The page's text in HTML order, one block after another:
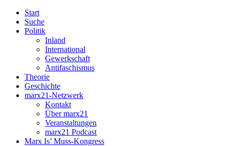
Start
Suche
Politik
Inland
International
Gewerkschaft
Antifaschismus
Theorie
Geschichte
marx21-Netzwerk
Kontakt
Über marx21
Veranstaltungen
marx21 Podcast
Marx Is’ Muss-Kongress